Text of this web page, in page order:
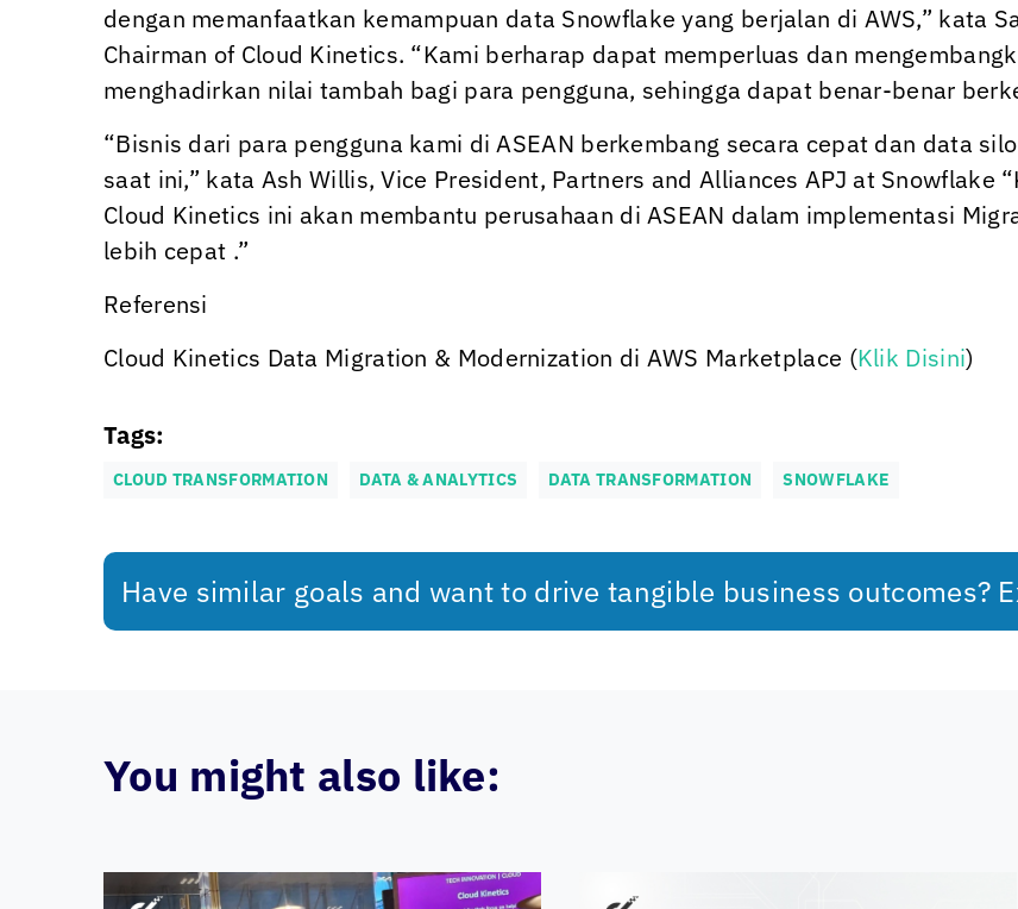
dengan memanfaatkan kemampuan data Snowflake yang berjalan di AWS,” kata
Chairman of Cloud Kinetics. “Kami berharap dapat memperluas dan
menghadirkan nilai tambah bagi para pengguna, sehingga dapat benar-benar
“Bisnis dari para pengguna kami di ASEAN berkembang secara cepat dan data
saat ini,” kata Ash Willis, Vice President, Partners and Alliances APJ at Snowflake
Cloud Kinetics ini akan membantu perusahaan di ASEAN dalam implementasi
lebih cepat .”
Referensi
Cloud Kinetics Data Migration & Modernization di AWS Marketplace (Klik Disini)
Tags:
CLOUD TRANSFORMATION DATA & ANALYTICS DATA TRANSFORMATION SNOWFLAKE
Have similar goals and want to drive tangible business outcomes?
You might also like: